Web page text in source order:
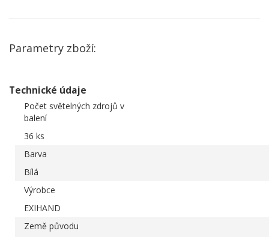
Parametry zboží:
Technické údaje
Počet světelných zdrojů v
balení
36 ks
Barva
Bílá
Výrobce
EXIHAND
Země původu